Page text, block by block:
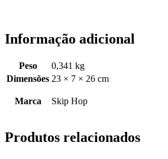
Informação adicional
Peso
0,341 kg
Dimensões 23 × 7 × 26 cm
Marca Skip Hop
Produtos relacionados